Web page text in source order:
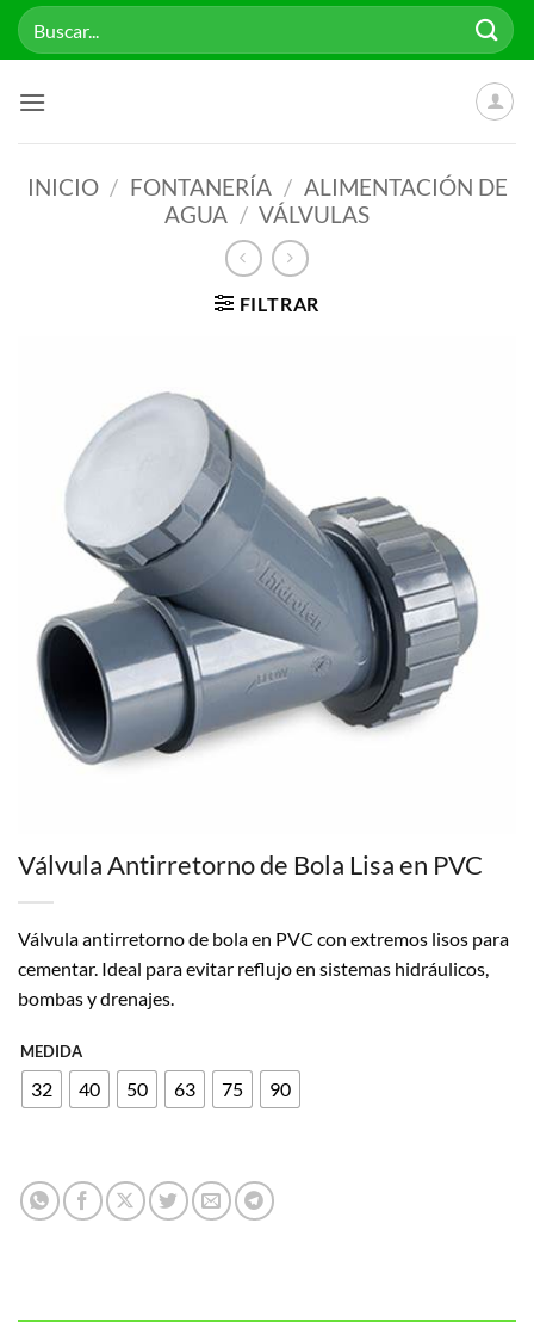
Saltar
Buscar
por:
INICIO / FONTANERÍA / ALIMENTACIÓN DE
AGUA / VÁLVULAS
FILTRAR
Válvula Antirretorno de Bola Lisa en PVC
Válvula antirretorno de bola en PVC con extremos lisos para
cementar. Ideal para evitar reflujo en sistemas hidráulicos,
bombas y drenajes.
MEDIDA
32 40 50 63 75 90